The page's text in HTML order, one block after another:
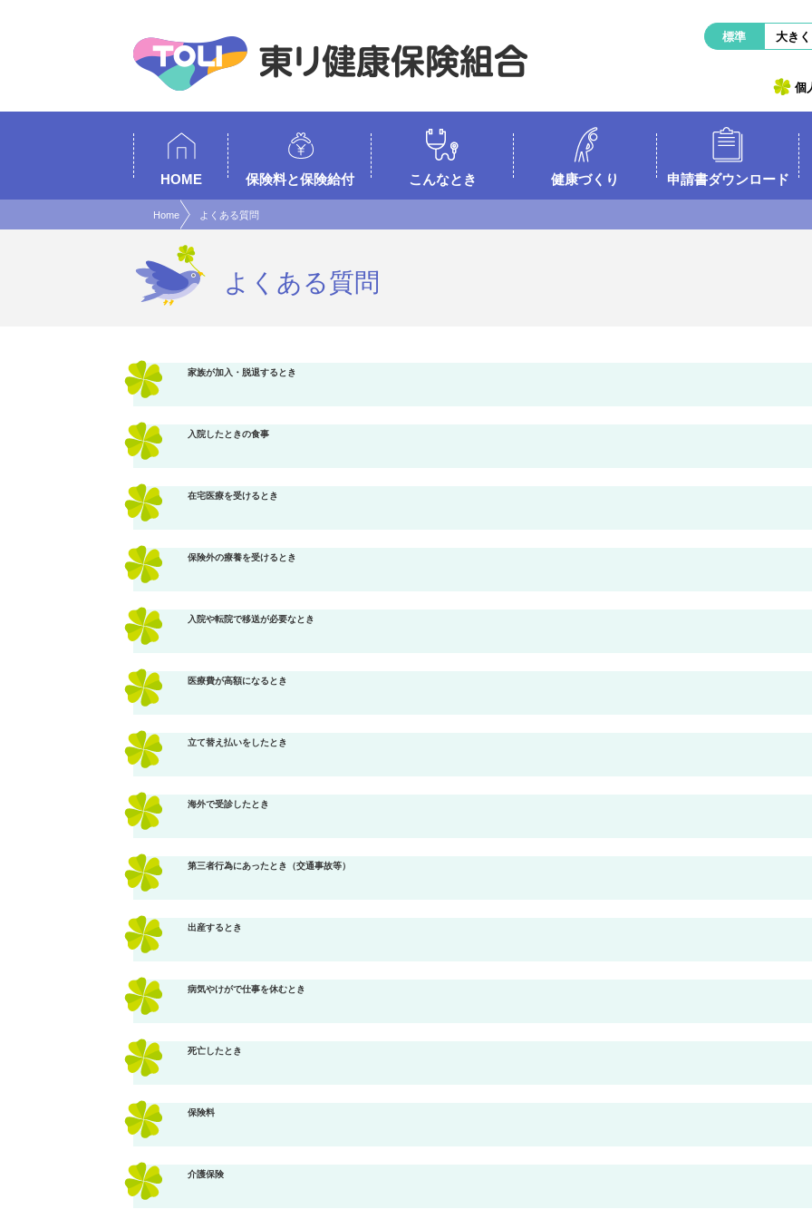
HOME 保険料と保険給付 こんなとき 健康づくり 申請書ダウンロード
個
標準 大きく
Home よくある質問
よくある質問
家族が加入・脱退するとき
入院したときの食事
在宅医療を受けるとき
保険外の療養を受けるとき
入院や転院で移送が必要なとき
医療費が高額になるとき
立て替え払いをしたとき
海外で受診したとき
第三者行為にあったとき（交通事故等）
出産するとき
病気やけがで仕事を休むとき
死亡したとき
保険料
介護保険